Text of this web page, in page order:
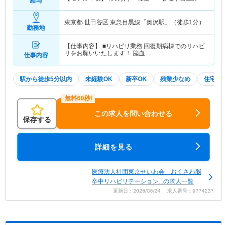
勤務地
東京都 世田谷区 東急目黒線「奥沢駅」（徒歩1分）
仕事内容
【仕事内容】 ■リハビリ業務 回復期病棟でのリハビ
リをお願いいたします！ 脳血…
駅から徒歩5分以内 未経験OK 新卒OK 残業少なめ 住宅手
保存する
この求人を問い合わせる
詳細を見る
医療法人社団東京せいわ会 おくさわ脳
卒中リハビリテーション...の求人一覧
更新日：2026/06/24 求人番号：9774237